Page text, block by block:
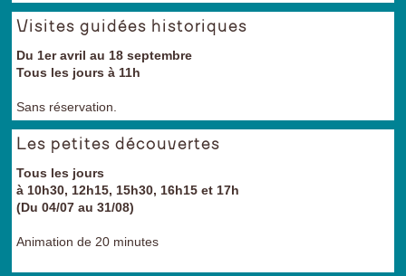
Visites guidées historiques
Du 1er avril au 18 septembre
Tous les jours à 11h
Sans réservation.
Les petites découvertes
Tous les jours
à 10h30, 12h15, 15h30, 16h15 et 17h
(Du 04/07 au 31/08)
Animation de 20 minutes